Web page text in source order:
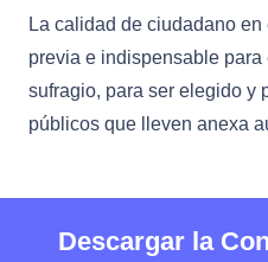
La calidad de ciudadano
previa e indispensable
sufragio, para ser elegido y
públicos que lleven anexa
Descargar la